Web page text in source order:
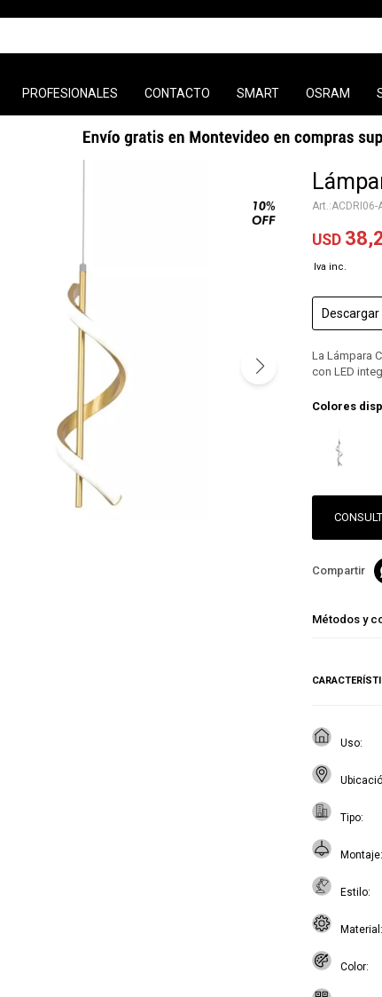
PROFESIONALES CONTACTO SMART OSRAM
ACDRI06-
USD
La Lámpara
con LED
Colores
Métodos y
Uso
Tipo
Montaje
Estilo
Material
Color